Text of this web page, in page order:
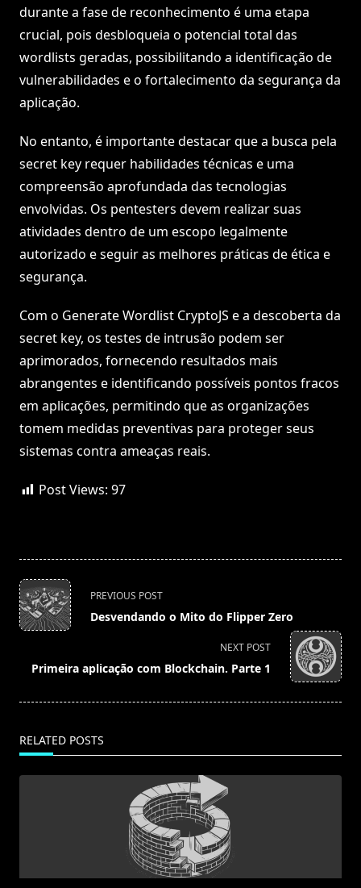
durante a fase de reconhecimento é uma etapa
crucial, pois desbloqueia o potencial total das
wordlists geradas, possibilitando a identificação de
vulnerabilidades e o fortalecimento da segurança da
aplicação.
No entanto, é importante destacar que a busca pela
secret key requer habilidades técnicas e uma
compreensão aprofundada das tecnologias
envolvidas. Os pentesters devem realizar suas
atividades dentro de um escopo legalmente
autorizado e seguir as melhores práticas de ética e
segurança.
Com o Generate Wordlist CryptoJS e a descoberta da
secret key, os testes de intrusão podem ser
aprimorados, fornecendo resultados mais
abrangentes e identificando possíveis pontos fracos
em aplicações, permitindo que as organizações
tomem medidas preventivas para proteger seus
sistemas contra ameaças reais.
Post Views: 97
<span
class="nav-
subtitle
reader-
PREVIOUS POST
Desvendando o Mito do Flipper Zero
NEXT POST
Primeira aplicação com Blockchain. Parte 1
RELATED POSTS